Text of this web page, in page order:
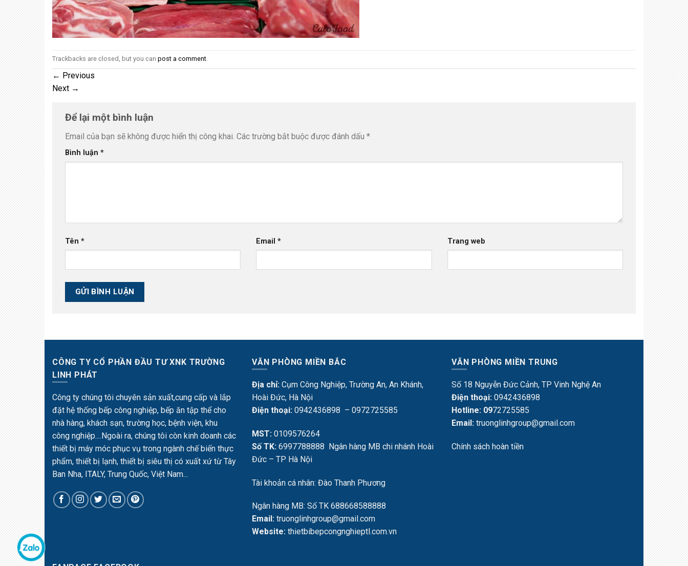
Trackbacks are closed, but you can post a comment
← Previous
Next →
Để lại một bình luận
Email của bạn sẽ không được hiển thị công khai. Các trường bắt buộc được đánh dấu *
Bình luận *
Tên * Email* Trang web
CÔNG TY CỔ PHẦN ĐẦU TƯ XNK TRƯỜNG
LINH PHÁT
Công ty chúng tôi chuyên sản xuất,cung cấp và lắp
đặt hệ thống bếp công nghiệp, bếp ăn tập thể cho
nhà hàng, khách sạn, trường học, bệnh viện, khu
công nghiệp....Ngoài ra, chúng tôi còn kinh doanh các
thiết bị máy móc phục vụ trong ngành chế biến thực
phẩm, thiết bị lạnh, thiết bị siêu thị có xuất xứ từ Tây
Ban Nha, ITALY, Trung Quốc, Việt Nam...
VĂN PHÒNG MIỀN BẮC
Địa chỉ: Cụm Công Nghiệp, Trường An, An Khánh,
Hoài Đức, Hà Nội
Điện thoại: 0942436898 – 0972725585
MST: 0109576264
Số TK: 6997788888 Ngân hàng MB chi nhánh Hoài
Đức – TP Hà Nội
Tài khoản cá nhân: Đào Thanh Phương
Ngân hàng MB: Số TK 688668588888
Email: truonglinhgroup@gmail.com
Website: thietbibepcongnghieptl.com.vn
VĂN PHÒNG MIỀN TRUNG
Số 18 Nguyễn Đức Cảnh, TP Vinh Nghệ An
Điện thoại: 0942436898
Hotline: 0972725585
Email: truonglinhgroup@gmail.com
Chính sách hoàn tiền